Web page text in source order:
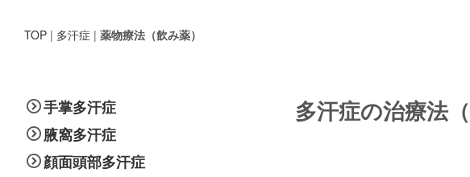
TOP | 多汗症 | 薬物療法（飲み薬）
多汗症の治療法
手掌多汗症
腋窩多汗症
顔面頭部多汗症